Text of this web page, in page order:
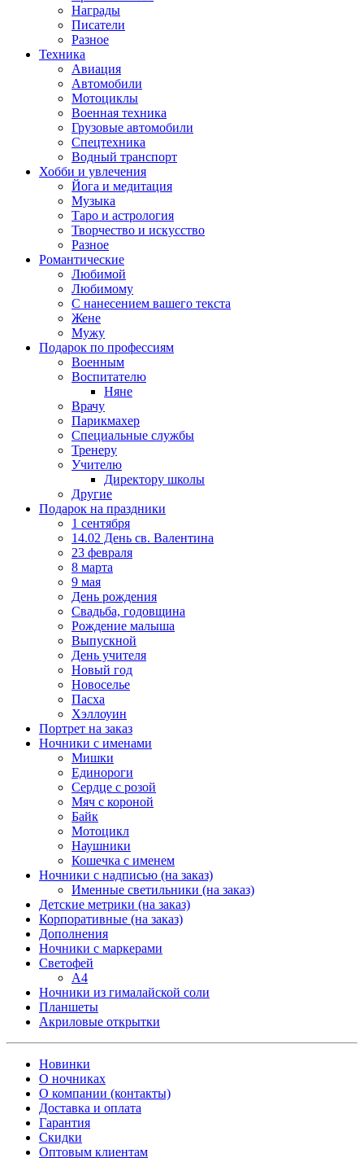
Награды
Писатели
Разное
Техника
Авиация
Автомобили
Мотоциклы
Военная техника
Грузовые автомобили
Спецтехника
Водный транспорт
Хобби и увлечения
Йога и медитация
Музыка
Таро и астрология
Творчество и искусство
Разное
Романтические
Любимой
Любимому
С нанесением вашего текста
Жене
Мужу
Подарок по профессиям
Военным
Воспитателю
Няне
Врачу
Парикмахер
Специальные службы
Тренеру
Учителю
Директору школы
Другие
Подарок на праздники
1 сентября
14.02 День св. Валентина
23 февраля
8 марта
9 мая
День рождения
Свадьба, годовщина
Рождение малыша
Выпускной
День учителя
Новый год
Новоселье
Пасха
Хэллоуин
Портрет на заказ
Ночники с именами
Мишки
Единороги
Сердце с розой
Мяч с короной
Байк
Мотоцикл
Наушники
Кошечка с именем
Ночники с надписью (на заказ)
Именные светильники (на заказ)
Детские метрики (на заказ)
Корпоративные (на заказ)
Дополнения
Ночники с маркерами
Светофей
А4
Ночники из гималайской соли
Планшеты
Акриловые открытки
Новинки
О ночниках
О компании (контакты)
Доставка и оплата
Гарантия
Скидки
Оптовым клиентам